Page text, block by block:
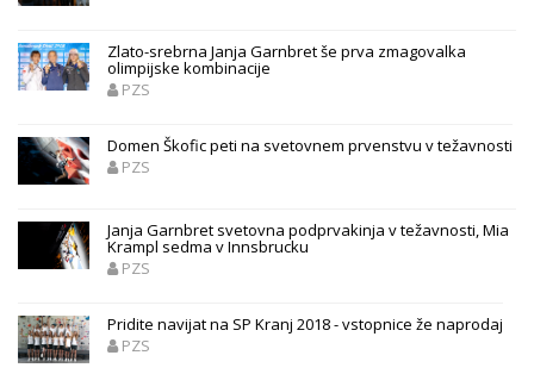
Zlato-srebrna Janja Garnbret še prva zmagovalka
olimpijske kombinacije
PZS
Domen Škofic peti na svetovnem prvenstvu v težavnosti
PZS
Janja Garnbret svetovna podprvakinja v težavnosti, Mia
Krampl sedma v Innsbrucku
PZS
Pridite navijat na SP Kranj 2018 - vstopnice že naprodaj
PZS